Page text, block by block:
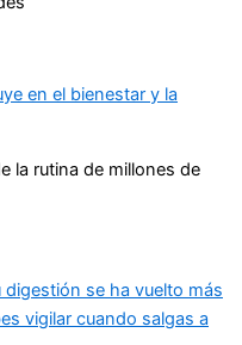
en el bienestar y la
la rutina de millones de
se ha vuelto más
vigilar cuando salgas a